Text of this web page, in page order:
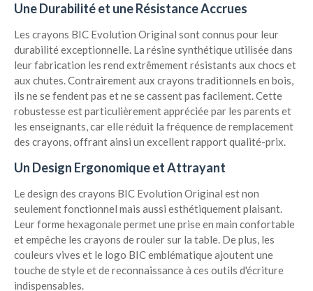
Une Durabilité et une Résistance Accrues
Les crayons BIC Evolution Original sont connus pour leur
durabilité exceptionnelle. La résine synthétique utilisée dans
leur fabrication les rend extrêmement résistants aux chocs et
aux chutes. Contrairement aux crayons traditionnels en bois,
ils ne se fendent pas et ne se cassent pas facilement. Cette
robustesse est particulièrement appréciée par les parents et
les enseignants, car elle réduit la fréquence de remplacement
des crayons, offrant ainsi un excellent rapport qualité-prix.
Un Design Ergonomique et Attrayant
Le design des crayons BIC Evolution Original est non
seulement fonctionnel mais aussi esthétiquement plaisant.
Leur forme hexagonale permet une prise en main confortable
et empêche les crayons de rouler sur la table. De plus, les
couleurs vives et le logo BIC emblématique ajoutent une
touche de style et de reconnaissance à ces outils d'écriture
indispensables.